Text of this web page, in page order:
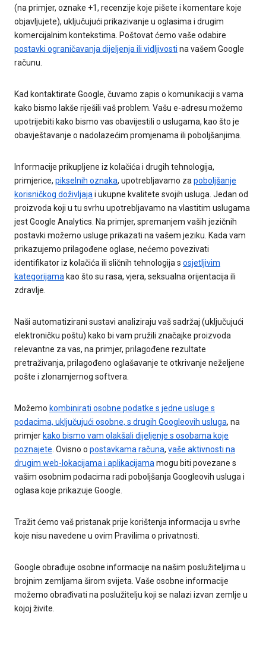
(na primjer, oznake +1, recenzije koje pišete i komentare koje
objavljujete), uključujući prikazivanje u oglasima i drugim
komercijalnim kontekstima. Poštovat ćemo vaše odabire
postavki ograničavanja dijeljenja ili vidljivosti na vašem Google
računu.
Kad kontaktirate Google, čuvamo zapis o komunikaciji s vama
kako bismo lakše riješili vaš problem. Vašu e-adresu možemo
upotrijebiti kako bismo vas obavijestili o uslugama, kao što je
obavještavanje o nadolazećim promjenama ili poboljšanjima.
Informacije prikupljene iz kolačića i drugih tehnologija,
primjerice, pikselnih oznaka, upotrebljavamo zapoboljšanje
korisničkog doživljajai ukupne kvalitete svojih usluga. Jedan od
proizvoda koji u tu svrhu upotrebljavamo na vlastitim uslugama
jest Google Analytics. Na primjer, spremanjem vaših jezičnih
postavki možemo usluge prikazati na vašem jeziku. Kada vam
prikazujemo prilagođene oglase, nećemo povezivati
identifikator iz kolačića ili sličnih tehnologija s osjetljivim
kategorijama kao što su rasa, vjera, seksualna orijentacija ili
zdravlje.
Naši automatizirani sustavi analiziraju vaš sadržaj (uključujući
elektroničku poštu) kako bi vam pružili značajke proizvoda
relevantne za vas, na primjer, prilagođene rezultate
pretraživanja, prilagođeno oglašavanje te otkrivanje neželjene
pošte i zlonamjernog softvera.
Možemo kombinirati osobne podatke s jedne usluge s
podacima, uključujući osobne, s drugih Googleovih usluga, na
primjer kako bismo vam olakšali dijeljenje s osobama koje
poznajete. Ovisno o postavkama računa, vaše aktivnosti na
drugim web-lokacijama i aplikacijamamogu biti povezane s
vašim osobnim podacima radi poboljšanja Googleovih usluga i
oglasa koje prikazuje Google.
Tražit ćemo vaš pristanak prije korištenja informacija u svrhe
koje nisu navedene u ovim Pravilima o privatnosti.
Google obrađuje osobne informacije na našim poslužiteljima u
brojnim zemljama širom svijeta. Vaše osobne informacije
možemo obrađivati na poslužitelju koji se nalazi izvan zemlje u
kojoj živite.